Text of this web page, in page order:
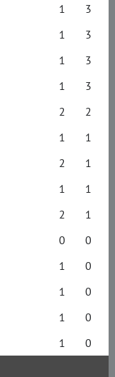
1
3
1
3
1
3
1
3
2
2
1
1
2
1
1
1
2
1
0
0
1
0
1
0
1
0
1 0